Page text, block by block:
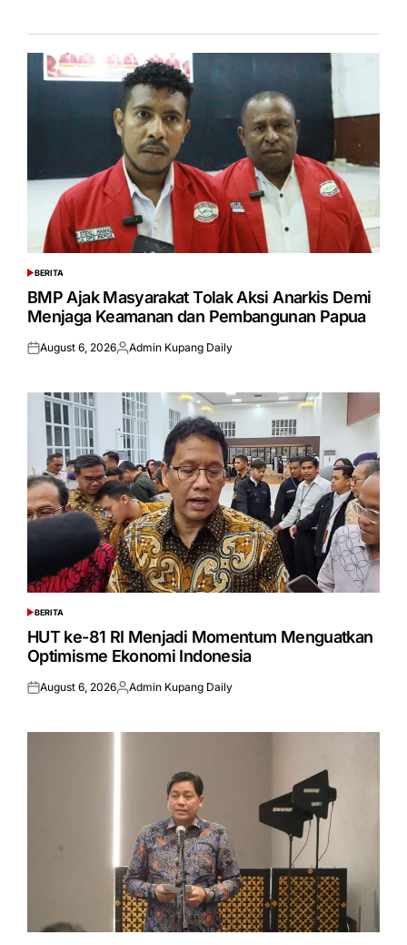
POSTED
IN
BERITA
BMP Ajak Masyarakat Tolak Aksi Anarkis Demi
Menjaga Keamanan dan Pembangunan Papua
Posted
August 6, 2026Posted
Admin Kupang Daily
POSTED
IN
BERITA
HUT ke-81 RI Menjadi Momentum Menguatkan
Optimisme Ekonomi Indonesia
Posted
August 6, 2026Posted
Admin Kupang Daily